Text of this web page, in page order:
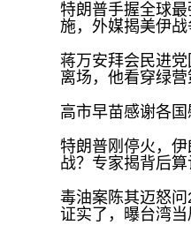
特朗普手握全球最
施，外媒揭美伊战
蒋万安拜会民进
离场，他看穿绿营
高市早苗感谢各国
特朗普刚停火，
战？专家揭背后算
毒油案陈其迈怒
证实了，曝台湾